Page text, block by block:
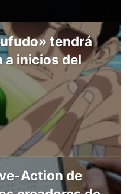
tendrá
a inicios del
Action de